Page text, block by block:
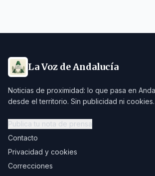
La Voz de Andalucía
Noticias de proximidad: lo que pasa en
desde el territorio. Sin publicidad ni cookies.
Publica tu nota de prensa
Contacto
Privacidad y cookies
Correcciones